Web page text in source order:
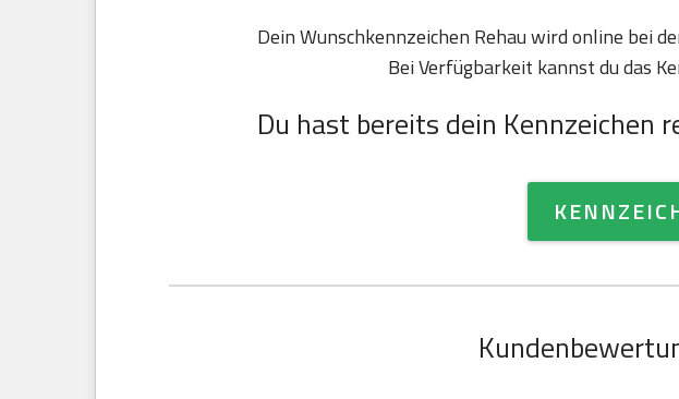
Dein Wunschkennzeichen Rehau wird online bei
Bei Verfügbarkeit kannst du das
Du hast bereits dein Kennzeichen